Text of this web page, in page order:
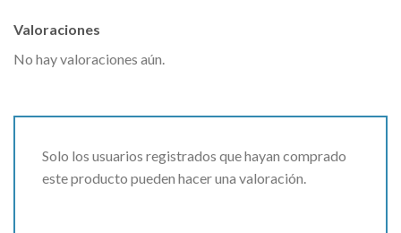
Valoraciones
No hay valoraciones aún.
Solo los usuarios registrados que hayan comprado
este producto pueden hacer una valoración.